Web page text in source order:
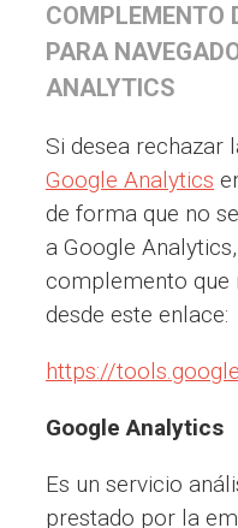
COMPLEMENTO
PARA
ANALYTICS
Si desea rechazar
Google Analytics
de forma que no
a Google
complemento que
desde este enlace:
https://
Google Analytics
Es un servicio
prestado por la